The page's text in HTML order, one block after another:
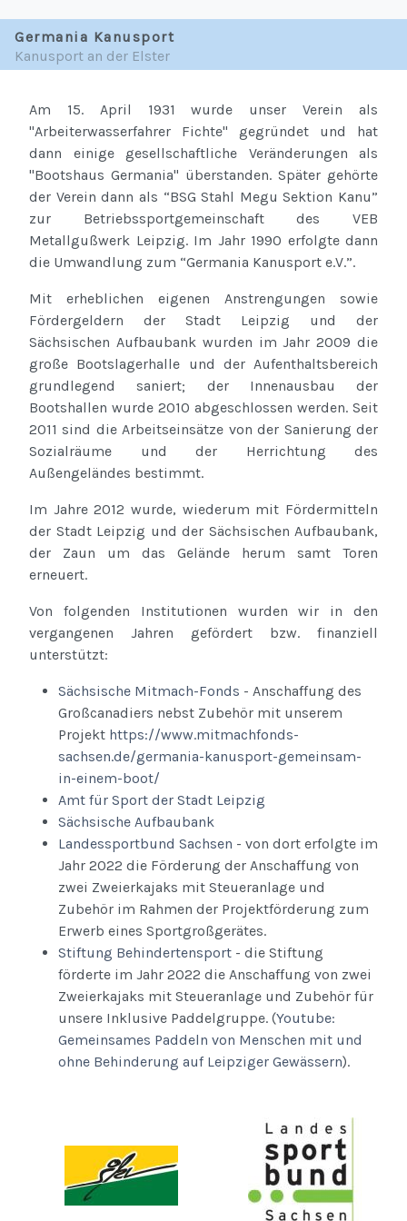
Germania Kanusport
Kanusport an der Elster
Am 15. April 1931 wurde unser Verein als
"Arbeiterwasserfahrer Fichte" gegründet und hat
dann einige gesellschaftliche Veränderungen als
"Bootshaus Germania" überstanden. Später gehörte
der Verein dann als “BSG Stahl Megu Sektion Kanu”
zur Betriebssportgemeinschaft des VEB
Metallgußwerk Leipzig. Im Jahr 1990 erfolgte dann
die Umwandlung zum “Germania Kanusport e.V.”.
Mit erheblichen eigenen Anstrengungen sowie
Fördergeldern der Stadt Leipzig und der
Sächsischen Aufbaubank wurden im Jahr 2009 die
große Bootslagerhalle und der Aufenthaltsbereich
grundlegend saniert; der Innenausbau der
Bootshallen wurde 2010 abgeschlossen werden. Seit
2011 sind die Arbeitseinsätze von der Sanierung der
Sozialräume und der Herrichtung des
Außengeländes bestimmt.
Im Jahre 2012 wurde, wiederum mit Fördermitteln
der Stadt Leipzig und der Sächsischen Aufbaubank,
der Zaun um das Gelände herum samt Toren
erneuert.
Von folgenden Institutionen wurden wir in den
vergangenen Jahren gefördert bzw. finanziell
unterstützt:
Sächsische Mitmach-Fonds - Anschaffung des
Großcanadiers nebst Zubehör mit unserem
Projekt https://www.mitmachfonds-
sachsen.de/germania-kanusport-gemeinsam-
in-einem-boot/
Amt für Sport der Stadt Leipzig
Sächsische Aufbaubank
Landessportbund Sachsen - von dort erfolgte im
Jahr 2022 die Förderung der Anschaffung von
zwei Zweierkajaks mit Steueranlage und
Zubehör im Rahmen der Projektförderung zum
Erwerb eines Sportgroßgerätes.
Stiftung Behindertensport - die Stiftung
förderte im Jahr 2022 die Anschaffung von zwei
Zweierkajaks mit Steueranlage und Zubehör für
unsere Inklusive Paddelgruppe. (Youtube:
Gemeinsames Paddeln von Menschen mit und
ohne Behinderung auf Leipziger Gewässern).